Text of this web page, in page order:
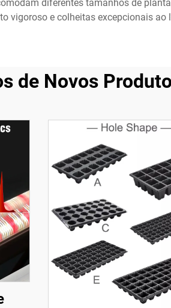
diferentes tamanhos de
vigoroso e colheitas excepcionais ao
de Novos